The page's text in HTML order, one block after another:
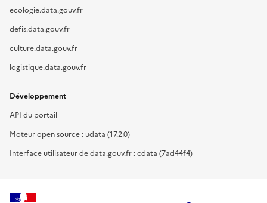
ecologie.data.gouv.fr
defis.data.gouv.fr
culture.data.gouv.fr
logistique.data.gouv.fr
Développement
API du portail
Moteur open source : udata (17.2.0)
Interface utilisateur de data.gouv.fr : cdata (7ad44f4)